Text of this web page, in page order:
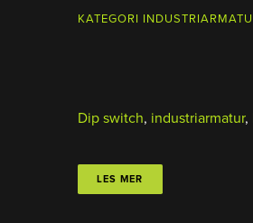
KATEGORI
Dip switch, industriarmatur,
LES MER